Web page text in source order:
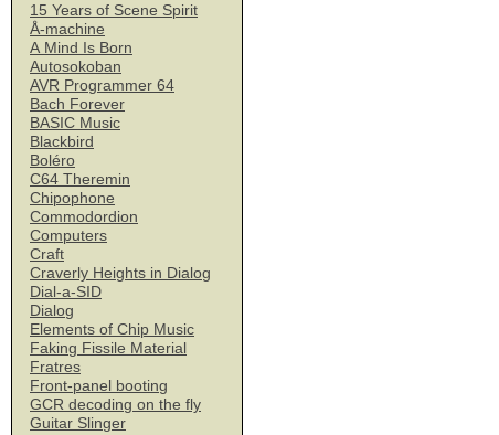
15 Years of Scene Spirit
Å-machine
A Mind Is Born
Autosokoban
AVR Programmer 64
Bach Forever
BASIC Music
Blackbird
Boléro
C64 Theremin
Chipophone
Commodordion
Computers
Craft
Craverly Heights in Dialog
Dial-a-SID
Dialog
Elements of Chip Music
Faking Fissile Material
Fratres
Front-panel booting
GCR decoding on the fly
Guitar Slinger